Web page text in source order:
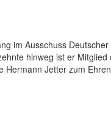
im Ausschuss
hinweg ist er
Hermann Jetter zum